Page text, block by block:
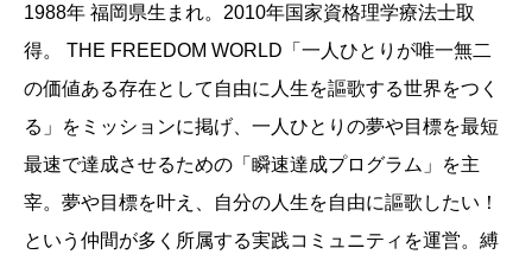
1988年 福岡県生まれ。2010年国家資格理学療法士取
得。 THE FREEDOM WORLD「一人ひとりが唯一無二
の価値ある存在として自由に人生を謳歌する世界をつく
る」をミッションに掲げ、一人ひとりの夢や目標を最短
最速で達成させるための「瞬速達成プログラム」を主
宰。夢や目標を叶え、自分の人生を自由に謳歌したい！
という仲間が多く所属する実践コミュニティを運営。縛